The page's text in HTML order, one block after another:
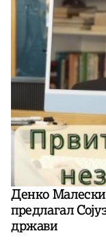
Денко Малески
предлагал
држави